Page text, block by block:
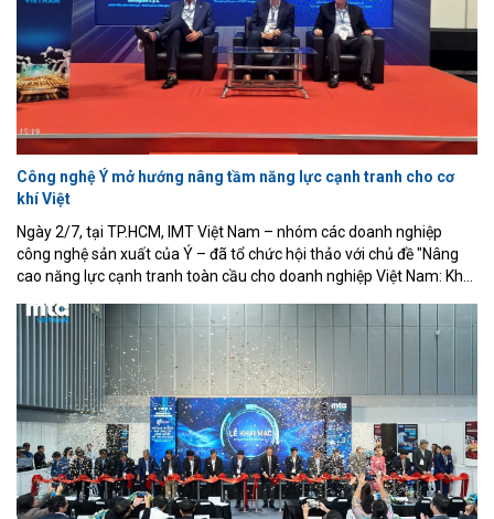
Công nghệ Ý mở hướng nâng tầm năng lực cạnh tranh cho cơ
khí Việt
Ngày 2/7, tại TP.HCM, IMT Việt Nam – nhóm các doanh nghiệp
công nghệ sản xuất của Ý – đã tổ chức hội thảo với chủ đề "Nâng
cao năng lực cạnh tranh toàn cầu cho doanh nghiệp Việt Nam: Khai
Sự kiện nằm trong khuôn khổ Triển lãm Quốc tế lần thứ 22 về Cơ
khí chính xác, Máy công cụ và Gia công kim loại (MTA Vietnam
2026), diễn ra tại Trung tâm Hội chợ và Triển lãm Sài Gòn (SECC).